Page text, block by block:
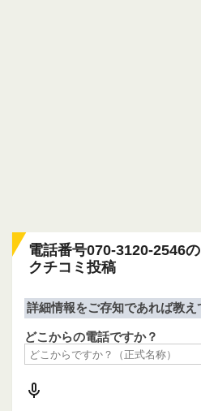
電話番号070-3120-2546の
クチコミ投稿
詳細情報をご存知であれば教え
どこからの電話ですか？